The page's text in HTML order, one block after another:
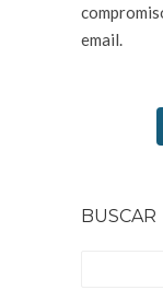
email.
BUSCAR